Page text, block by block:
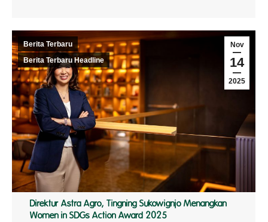
Nov
14
2025
Berita Terbaru
Berita Terbaru Headline
Direktur Astra Agro, Tingning Sukowignjo Menangkan
Women in SDGs Action Award 2025